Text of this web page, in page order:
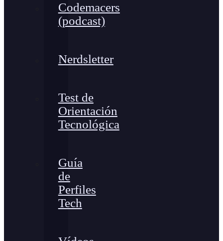
Codemacers
(podcast)
Nerdsletter
Test de
Orientación
Tecnológica
Guía
de
Perfiles
Tech